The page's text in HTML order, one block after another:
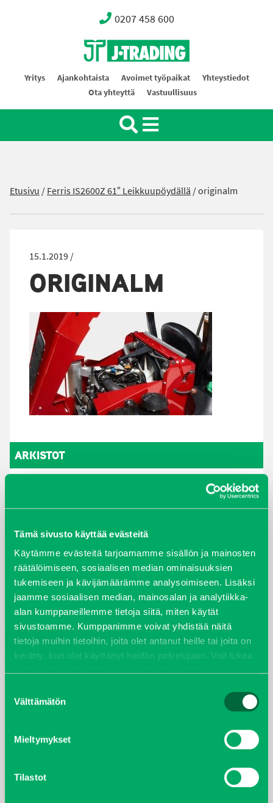
Tämä sivusto käyttää evästeitä
Käytämme evästeitä tarjoamamme sisällön ja mainosten
räätälöimiseen, sosiaalisen median ominaisuuksien
tukemiseen ja kävijämäärämme analysoimiseen. Lisäksi
jaamme sosiaalisen median, mainosalan ja analytiikka-
alan kumppaneillemme tietoja siitä, miten käytät
sivustoamme. Kumppanimme voivat yhdistää näitä
tietoja muihin tietoihin, joita olet antanut heille tai joita on
kerätty, kun olet käyttänyt heidän palvelujaan. Voit lukea
valinta
Välttämätön
Mieltymykset
Tilastot
0207 458 600
Oy J-Trading Ab
Yritys Ajankohtaista Avoimet työpaikat
Yhteystiedot
Ota yhteyttä
Vastuullisuus
Etusivu /Ferris IS2600Z 61″ Leikkuupöydällä /originalm
15.1.2019 /
ORIGINALM
ARKISTOT
elokuu 2024
joulukuu 2022
huhtikuu 2022
helmikuu 2022
lokakuu 2021